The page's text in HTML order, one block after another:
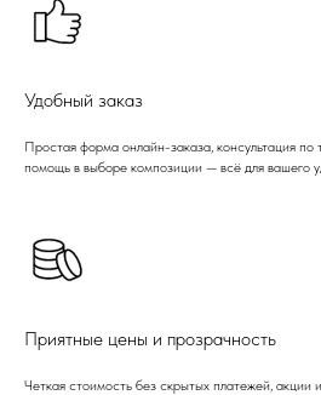
Удобный заказ
Простая форма онлайн-заказа, консультация
помощь в выборе композиции — всё для вашего
Приятные цены и прозрачность
Четкая стоимость без скрытых платежей, акции